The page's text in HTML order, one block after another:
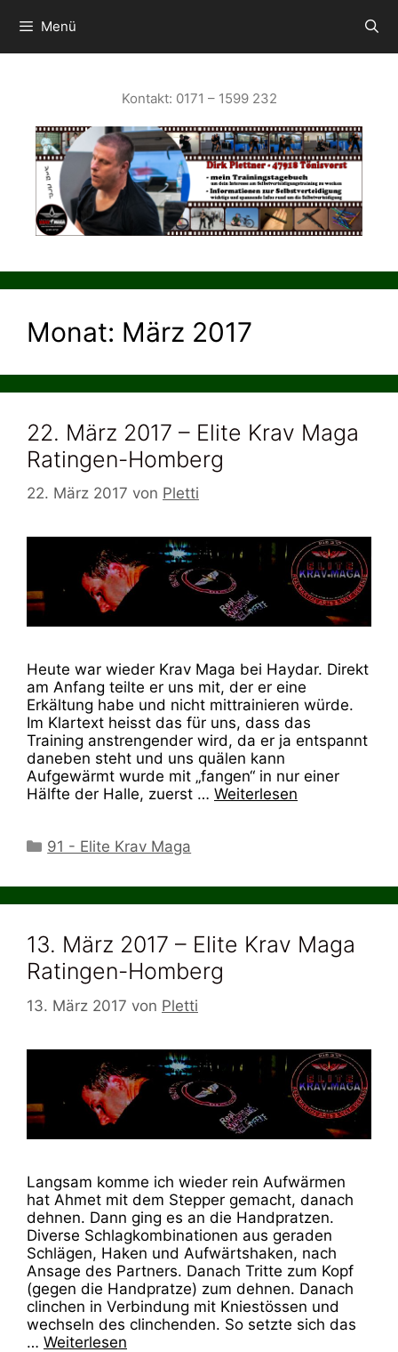
Inhalt Menü
Kontakt: 0171 – 1599 232
Monat: März 2017
22. März 2017 – Elite Krav Maga
Ratingen-Homberg
22. März 2017 von Pletti
Heute war wieder Krav Maga bei Haydar. Direkt
am Anfang teilte er uns mit, der er eine
Erkältung habe und nicht mittrainieren würde.
Im Klartext heisst das für uns, dass das
Training anstrengender wird, da er ja entspannt
daneben steht und uns quälen kann
Aufgewärmt wurde mit „fangen“ in nur einer
Hälfte der Halle, zuerst … Weiterlesen
Kategorien
91 - Elite Krav Maga
13. März 2017 – Elite Krav Maga
Ratingen-Homberg
13. März 2017 von Pletti
Langsam komme ich wieder rein Aufwärmen
hat Ahmet mit dem Stepper gemacht, danach
dehnen. Dann ging es an die Handpratzen.
Diverse Schlagkombinationen aus geraden
Schlägen, Haken und Aufwärtshaken, nach
Ansage des Partners. Danach Tritte zum Kopf
(gegen die Handpratze) zum dehnen. Danach
clinchen in Verbindung mit Kniestössen und
wechseln des clinchenden. So setzte sich das
… Weiterlesen